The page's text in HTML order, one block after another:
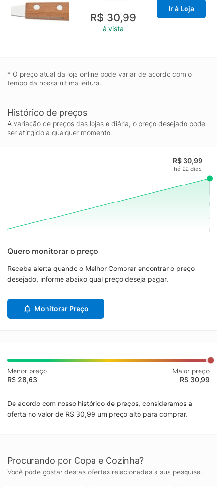
R$ 30,99
à vista
Ir à Loja
* O preço atual da loja online pode variar de acordo com o
tempo da nossa última leitura.
Histórico de preços
A variação de preços das lojas é diária, o preço desejado pode
ser atingido a qualquer momento.
R$ 30,99
há 22 dias
Quero monitorar o preço
Receba alerta quando o Melhor Comprar encontrar o preço
desejado, informe abaixo qual preço deseja pagar.
Monitorar Preço
Menor preço
R$ 28,63
Maior preço
R$ 30,99
De acordo com nosso histórico de preços, consideramos a
oferta no valor de R$ 30,99 um preço alto para comprar.
Procurando por Copa e Cozinha?
Você pode gostar destas ofertas relacionadas a sua pesquisa.